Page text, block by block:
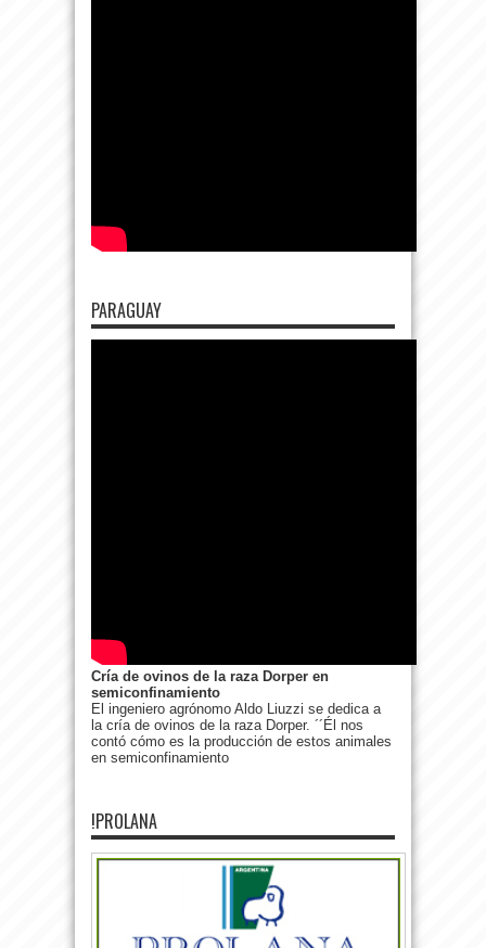
PARAGUAY
Cría de ovinos de la raza Dorper en
semiconfinamiento
El ingeniero agrónomo Aldo Liuzzi se dedica a
la cría de ovinos de la raza Dorper. ´´Él nos
contó cómo es la producción de estos animales
en semiconfinamiento
!PROLANA